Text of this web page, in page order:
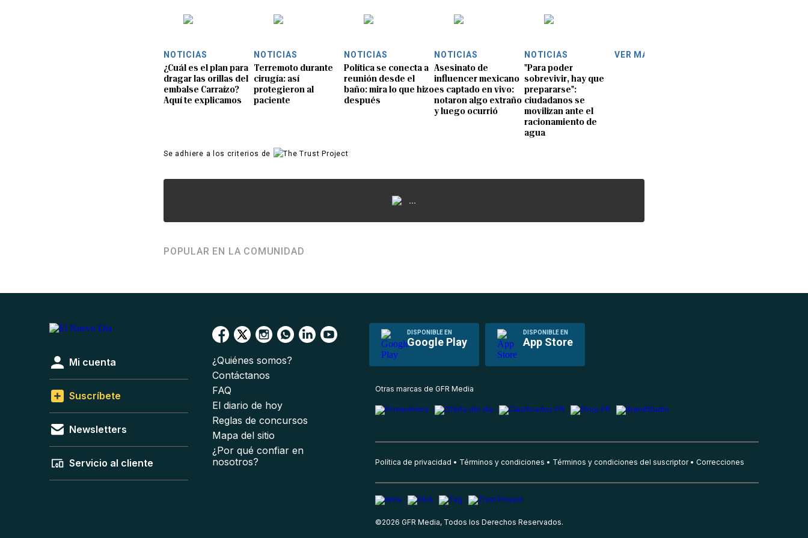
NOTICIAS
¿Cuál es el plan para
dragar las orillas del
embalse Carraízo?
Aquí te explicamos
NOTICIAS
Terremoto durante
cirugía: así
protegieron al
paciente
NOTICIAS
Política se conecta a
reunión desde el
baño: mira lo que hizo
después
NOTICIAS
Asesinato de
influencer mexicano
es captado en vivo:
notaron algo extraño
y luego ocurrió
NOTICIAS
"Para poder
sobrevivir, hay que
prepararse":
ciudadanos se
movilizan ante el
racionamiento de
agua
VER MÁS
Se adhiere a los criterios de
...
POPULAR EN LA COMUNIDAD
DISPONIBLE EN
Google Play
DISPONIBLE EN
App Store
Mi cuenta
Suscríbete
Newsletters
Servicio al cliente
¿Quiénes somos?
Contáctanos
FAQ
El diario de hoy
Reglas de concursos
Mapa del sitio
¿Por qué confiar en
nosotros?
Otras marcas de GFR Media
Política de privacidad Términos y condiciones Términos y condiciones del suscriptor Correcciones
©2026 GFR Media, Todos los Derechos Reservados.